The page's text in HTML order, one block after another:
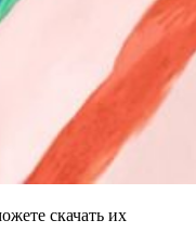
скачать их